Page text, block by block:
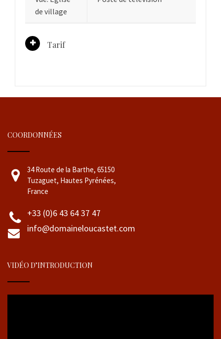
de village
Tarif
COORDONNÉES
34 Route de la Barthe, 65150
Tuzaguet, Hautes Pyrénées,
France
+33 (0)6 43 64 37 47
info@domaineloucastet.com
VIDÉO D’INTRODUCTION
Lecteur